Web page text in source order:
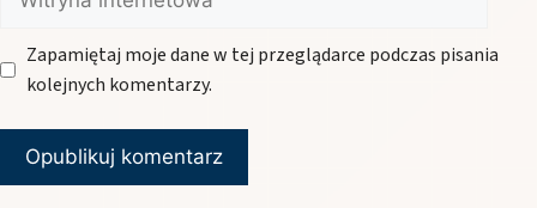
internetowa
Zapamiętaj moje dane w tej przeglądarce podczas pisania
kolejnych komentarzy.